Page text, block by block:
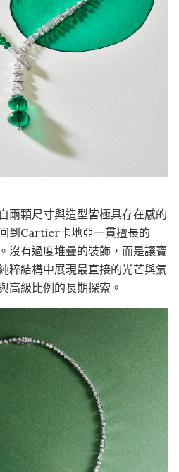
兩顆尺寸與造型皆極具存在感的
到Cartier卡地亞一貫擅長的
沒有過度堆疊的裝飾，而是讓寶
粹結構中展現最直接的光芒與氣
高級比例的長期探索。